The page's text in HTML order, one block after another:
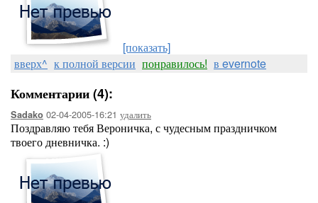
[показать]
вверх^ к полной версии понравилось! в evernote
Комментарии (4):
Sadako 02-04-2005-16:21 удалить
Поздравляю тебя Вероничка, с чудесным праздничком
твоего дневничка. :)